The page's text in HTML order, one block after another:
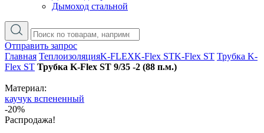
Дымоход стальной
Отправить запрос
Главная ТеплоизоляцияK-FLEXK-Flex STK-Flex ST Трубка K-
Flex ST Трубка K-Flex ST 9/35 -2 (88 п.м.)
Материал:
каучук вспененный
-20%
Распродажа!